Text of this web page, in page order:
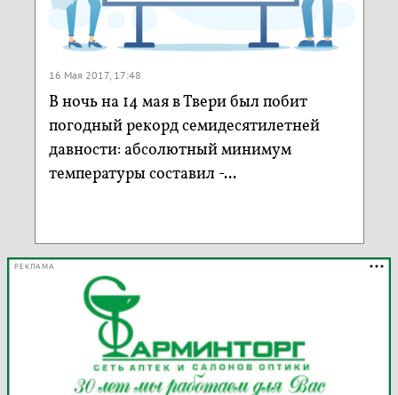
16 Мая 2017, 17:48
В ночь на 14 мая в Твери был побит
погодный рекорд семидесятилетней
давности: абсолютный минимум
температуры составил -...
РЕКЛАМА